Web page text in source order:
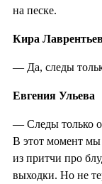
на песке.
Кира
— Да, следы
Евгения Ульева
— Следы только
В этот момент мы
из притчи про
выходки. Но не